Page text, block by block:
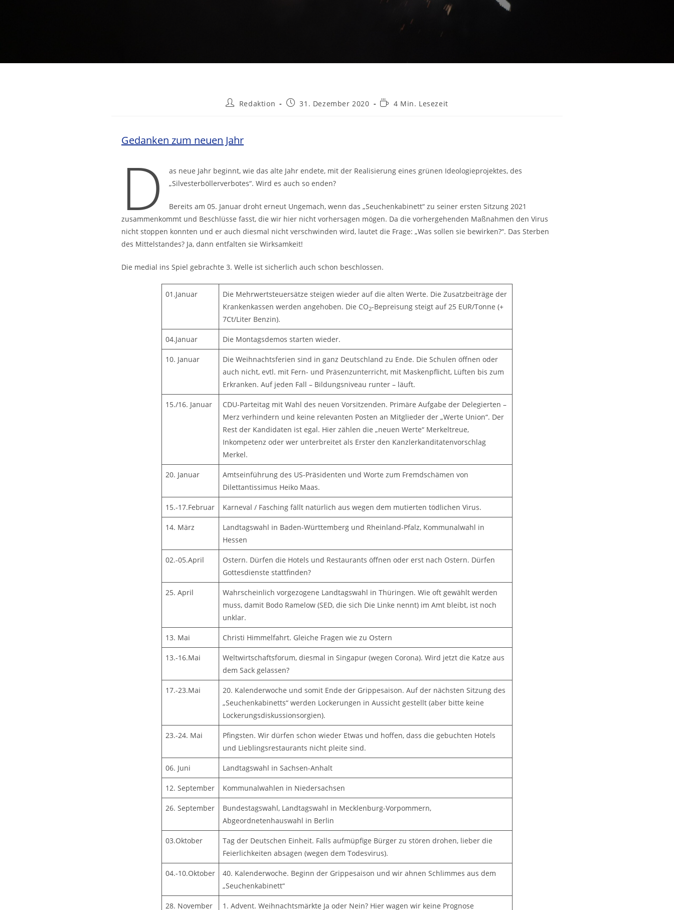
Beitrags-
Redaktion
Beitrag31. Dezember 2020 Lesedauer:
4 Min. Lesezeit
Gedanken zum neuen Jahr
D
as neue Jahr beginnt, wie das alte Jahr endete, mit der Realisierung eines grünen Ideologieprojektes, des
„Silvesterböllerverbotes“. Wird es auch so enden?
Bereits am 05. Januar droht erneut Ungemach, wenn das „Seuchenkabinett“ zu seiner ersten Sitzung 2021
zusammenkommt und Beschlüsse fasst, die wir hier nicht vorhersagen mögen. Da die vorhergehenden Maßnahmen den Virus
nicht stoppen konnten und er auch diesmal nicht verschwinden wird, lautet die Frage: „Was sollen sie bewirken?“. Das Sterben
des Mittelstandes? Ja, dann entfalten sie Wirksamkeit!
Die medial ins Spiel gebrachte 3. Welle ist sicherlich auch schon beschlossen.
01.Januar
Die Mehrwertsteuersätze steigen wieder auf die alten Werte. Die Zusatzbeiträge der
Krankenkassen werden angehoben. Die CO2-Bepreisung steigt auf 25 EUR/Tonne (+
7Ct/Liter Benzin).
04.Januar Die Montagsdemos starten wieder.
10. Januar
Die Weihnachtsferien sind in ganz Deutschland zu Ende. Die Schulen öffnen oder
auch nicht, evtl. mit Fern- und Präsenzunterricht, mit Maskenpflicht, Lüften bis zum
Erkranken. Auf jeden Fall – Bildungsniveau runter – läuft.
15./16. Januar
CDU-Parteitag mit Wahl des neuen Vorsitzenden. Primäre Aufgabe der Delegierten –
Merz verhindern und keine relevanten Posten an Mitglieder der „Werte Union“. Der
Rest der Kandidaten ist egal. Hier zählen die „neuen Werte“ Merkeltreue,
Inkompetenz oder wer unterbreitet als Erster den Kanzlerkanditatenvorschlag
Merkel.
20. Januar
Amtseinführung des US-Präsidenten und Worte zum Fremdschämen von
Dilettantissimus Heiko Maas.
15.-17.Februar Karneval / Fasching fällt natürlich aus wegen dem mutierten tödlichen Virus.
14. März
Landtagswahl in Baden-Württemberg und Rheinland-Pfalz, Kommunalwahl in
Hessen
02.-05.April
Ostern. Dürfen die Hotels und Restaurants öffnen oder erst nach Ostern. Dürfen
Gottesdienste stattfinden?
25. April
Wahrscheinlich vorgezogene Landtagswahl in Thüringen. Wie oft gewählt werden
muss, damit Bodo Ramelow (SED, die sich Die Linke nennt) im Amt bleibt, ist noch
unklar.
13. Mai Christi Himmelfahrt. Gleiche Fragen wie zu Ostern
13.-16.Mai
Weltwirtschaftsforum, diesmal in Singapur (wegen Corona). Wird jetzt die Katze aus
dem Sack gelassen?
17.-23.Mai
20. Kalenderwoche und somit Ende der Grippesaison. Auf der nächsten Sitzung des
„Seuchenkabinetts“ werden Lockerungen in Aussicht gestellt (aber bitte keine
Lockerungsdiskussionsorgien).
23.-24. Mai
Pfingsten. Wir dürfen schon wieder Etwas und hoffen, dass die gebuchten Hotels
und Lieblingsrestaurants nicht pleite sind.
06. Juni Landtagswahl in Sachsen-Anhalt
12. September Kommunalwahlen in Niedersachsen
26. September
Bundestagswahl, Landtagswahl in Mecklenburg-Vorpommern,
Abgeordnetenhauswahl in Berlin
03.Oktober
Tag der Deutschen Einheit. Falls aufmüpfige Bürger zu stören drohen, lieber die
Feierlichkeiten absagen (wegen dem Todesvirus).
04.-10.Oktober
40. Kalenderwoche. Beginn der Grippesaison und wir ahnen Schlimmes aus dem
„Seuchenkabinett“
28. November 1. Advent. Weihnachtsmärkte Ja oder Nein? Hier wagen wir keine Prognose